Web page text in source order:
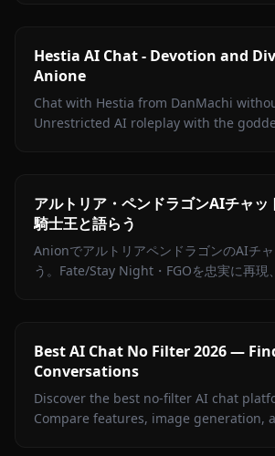
Hestia AI Chat - Devotion and
Anione
Chat with Hestia from DanMachi
Unrestricted AI roleplay with the
アルトリア・ペンドラゴンAIチャ
騎士王と語らう
AnionでアルトリアペンドラゴンのAIチ
う。Fate/Stay Night・FGOを忠実に再現
Best AI Chat No Filter 2026 —
Conversations
Discover the best no-filter AI chat
Compare features, image generation,